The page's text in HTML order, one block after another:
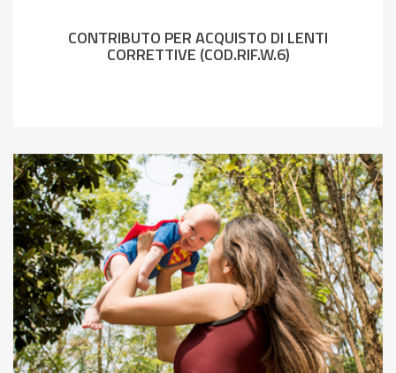
CONTRIBUTO PER ACQUISTO DI LENTI
CORRETTIVE (COD.RIF.W.6)